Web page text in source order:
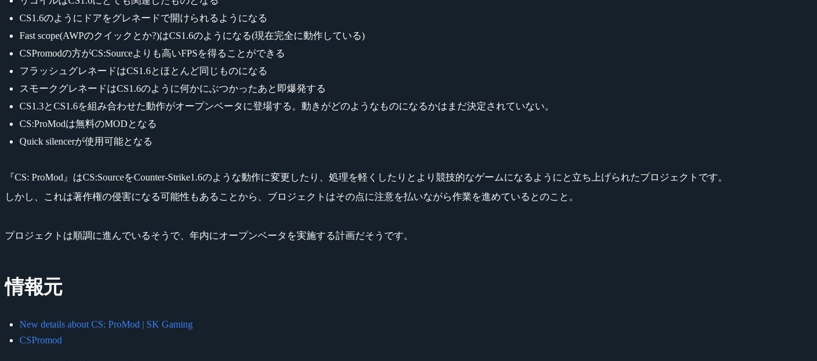
CS1.6のようにドアをグレネードで開けられるようになる
Fast scope(AWPのクイックとか?)はCS1.6のようになる(現在完全に動作している)
CSPromodの方がCS:Sourceよりも高いFPSを得ることができる
フラッシュグレネードはCS1.6とほとんど同じものになる
スモークグレネードはCS1.6のように何かにぶつかったあと即爆発する
CS1.3とCS1.6を組み合わせた動作がオープンベータに登場する。動きがどのようなものになるかはまだ決定されていない。
CS:ProModは無料のMODとなる
Quick silencerが使用可能となる
『CS: ProMod』はCS:SourceをCounter-Strike1.6のような動作に変更したり、処理を軽くしたりとより競技的なゲームになるようにと立ち上げられたプロジェクトです。
しかし、これは著作権の侵害になる可能性もあることから、ブロジェクトはその点に注意を払いながら作業を進めているとのこと。
プロジェクトは順調に進んでいるそうで、年内にオープンベータを実施する計画だそうです。
情報元
New details about CS: ProMod | SK Gaming
CSPromod